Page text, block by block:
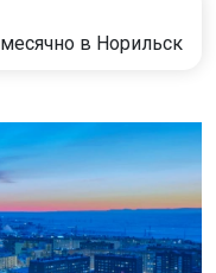
в Норильск